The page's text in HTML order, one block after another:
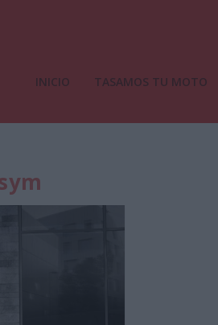
INICIO TASAMOS TU MOTO